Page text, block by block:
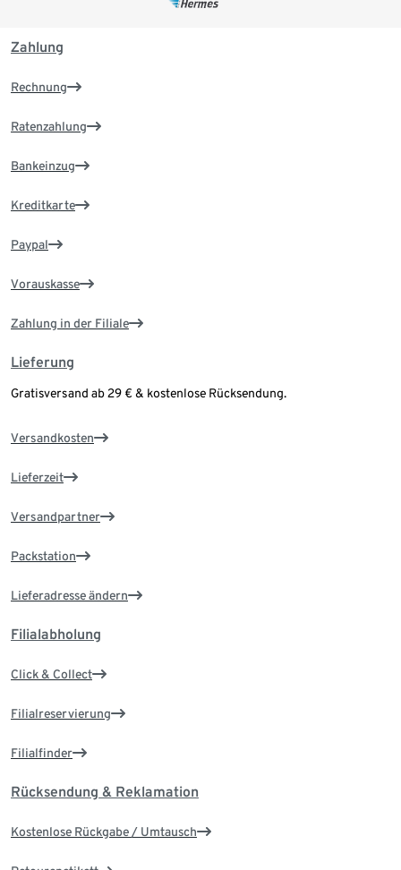
Zahlung
Rechnung
Ratenzahlung
Bankeinzug
Kreditkarte
Paypal
Vorauskasse
Zahlung in der Filiale
Lieferung
Gratisversand ab 29 € & kostenlose Rücksendung.
Versandkosten
Lieferzeit
Versandpartner
Packstation
Lieferadresse ändern
Filialabholung
Click & Collect
Filialreservierung
Filialfinder
Rücksendung & Reklamation
Kostenlose Rückgabe / Umtausch